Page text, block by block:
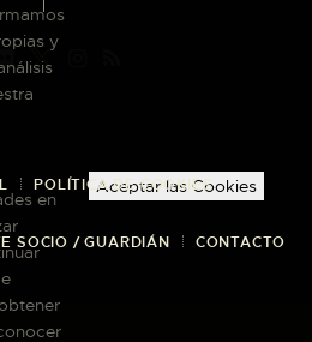
POLÍTICA DE COOKIES
SOCIO / GUARDIÁN CONTACTO
y
en
Aceptar las Cookies